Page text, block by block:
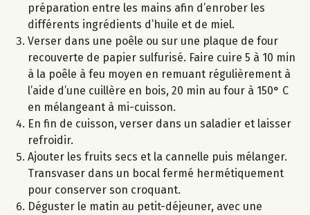
préparation entre les mains afin d’enrober les
différents ingrédients d’huile et de miel.
Verser dans une poêle ou sur une plaque de four
recouverte de papier sulfurisé. Faire cuire 5 à 10 min
à la poêle à feu moyen en remuant régulièrement à
l’aide d’une cuillère en bois, 20 min au four à 150° C
en mélangeant à mi-cuisson.
En fin de cuisson, verser dans un saladier et laisser
refroidir.
Ajouter les fruits secs et la cannelle puis mélanger.
Transvaser dans un bocal fermé hermétiquement
pour conserver son croquant.
Déguster le matin au petit-déjeuner, avec une